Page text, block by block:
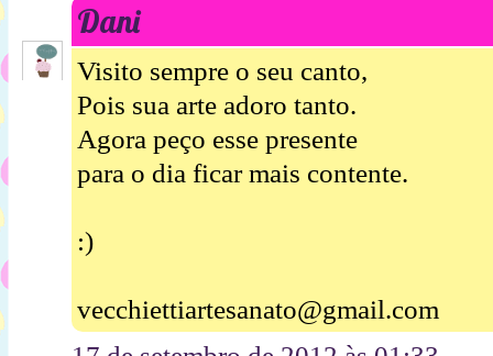
Dani
Visito sempre o seu canto,
Pois sua arte adoro tanto.
Agora peço esse presente
para o dia ficar mais contente.
:)
vecchiettiartesanato@gmail.com